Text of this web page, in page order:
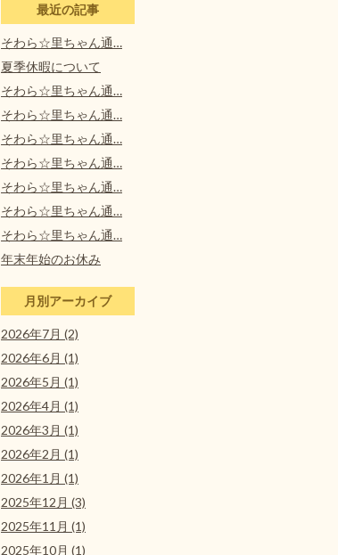
最近の記事
そわら☆里ちゃん通…
夏季休暇について
そわら☆里ちゃん通…
そわら☆里ちゃん通…
そわら☆里ちゃん通…
そわら☆里ちゃん通…
そわら☆里ちゃん通…
そわら☆里ちゃん通…
そわら☆里ちゃん通…
年末年始のお休み
月別アーカイブ
2026年7月 (2)
2026年6月 (1)
2026年5月 (1)
2026年4月 (1)
2026年3月 (1)
2026年2月 (1)
2026年1月 (1)
2025年12月 (3)
2025年11月 (1)
2025年10月 (1)